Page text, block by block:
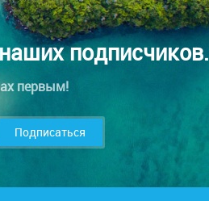
подписчиков.
первым!
Подписаться